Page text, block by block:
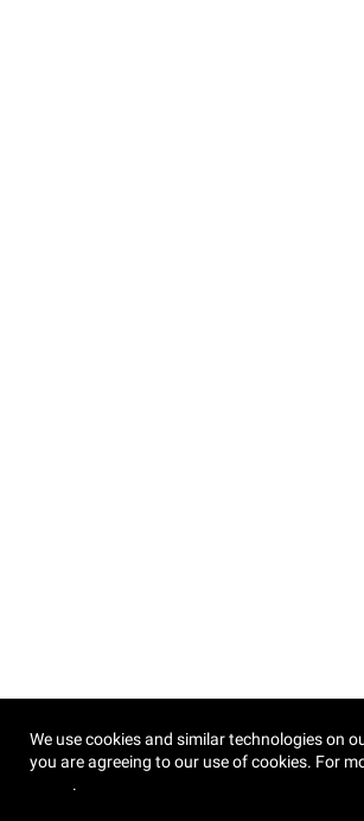
We use cookies and similar technologies on
you are agreeing to our use of cookies. For
.